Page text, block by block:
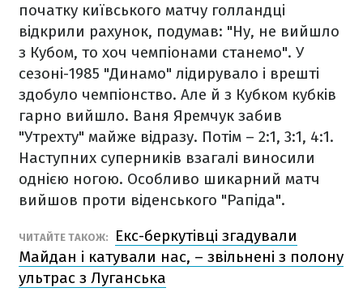
початку київського матчу голландці
відкрили рахунок, подумав: "Ну, не вийшло
з Кубом, то хоч чемпіонами станемо". У
сезоні-1985 "Динамо" лідирувало і врешті
здобуло чемпіонство. Але й з Кубком кубків
гарно вийшло. Ваня Яремчук забив
"Утрехту" майже відразу. Потім – 2:1, 3:1, 4:1.
Наступних суперників взагалі виносили
однією ногою. Особливо шикарний матч
вийшов проти віденського "Рапіда".
ЧИТАЙТЕ ТАКОЖ:
Екс-беркутівці згадували
Майдан і катували нас, – звільнені з полону
ультрас з Луганська